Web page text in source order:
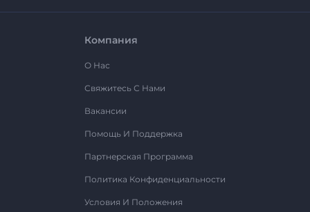
Компания
О Нас
Свяжитесь С Нами
Вакансии
Помощь И Поддержка
Партнерская Программа
Политика Конфиденциальности
Условия И Положения